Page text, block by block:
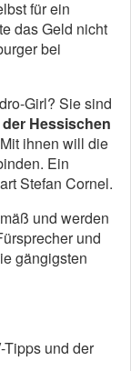
für ein
das Geld nicht
bei
Girl? Sie sind
Hessischen
ihnen will die
Ein
Stefan Cornel.
und werden
und
gängigsten
Tipps und der